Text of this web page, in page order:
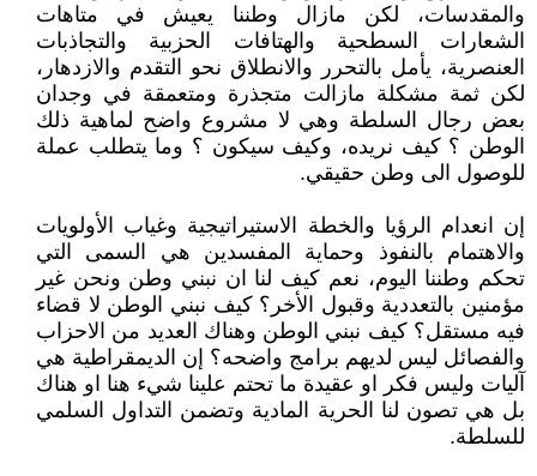
والمقدسات، لكن مازال وطننا يعيش في متاهات
الشعارات السطحية والهتافات الحزبية والتجاذبات
العنصرية، يأمل بالتحرر والانطلاق نحو التقدم والازدهار،
لكن ثمة مشكلة مازالت متجذرة ومتعمقة في وجدان
بعض رجال السلطة وهي لا مشروع واضح لماهية ذلك
الوطن ؟ كيف نريده، وكيف سيكون ؟ وما يتطلب عملة
للوصول الى وطن حقيقي.
إن انعدام الرؤيا والخطة الاستيراتيجية وغياب الأولويات
والاهتمام بالنفوذ وحماية المفسدين هي السمى التي
تحكم وطننا اليوم، نعم كيف لنا ان نبني وطن ونحن غير
مؤمنين بالتعددية وقبول الأخر؟ كيف نبني الوطن لا قضاء
فيه مستقل؟ كيف نبني الوطن وهناك العديد من الاحزاب
والفصائل ليس لديهم برامج واضحه؟ إن الديمقراطية هي
آليات وليس فكر او عقيدة ما تحتم علينا شيء هنا او هناك
بل هي تصون لنا الحرية المادية وتضمن التداول السلمي
للسلطة.